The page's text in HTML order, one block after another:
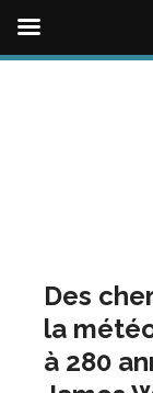
Des
la
à 280